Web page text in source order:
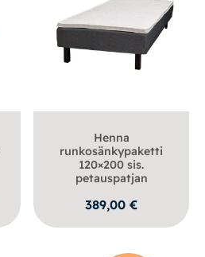
Henna
runkosänkypaketti
120×200 sis.
petauspatjan
389,00€